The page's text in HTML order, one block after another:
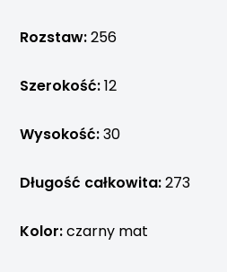
Rozstaw:256
Szerokość:12
Wysokość:30
Długość całkowita:273
Kolor:czarny mat